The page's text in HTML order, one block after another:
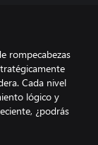
rompecabezas
Cada nivel
lógico y
¿podrás